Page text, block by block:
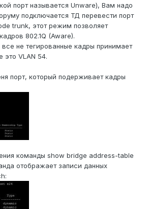
порт называется Unware), Вам надо
подключается ТД перевести порт
trunk, этот режим позволяет
802.1Q (Aware).
не тегированные кадры принимает
это VLAN 54.
порт, который подерживает кадры
команды show bridge address-table
отображает записи данных